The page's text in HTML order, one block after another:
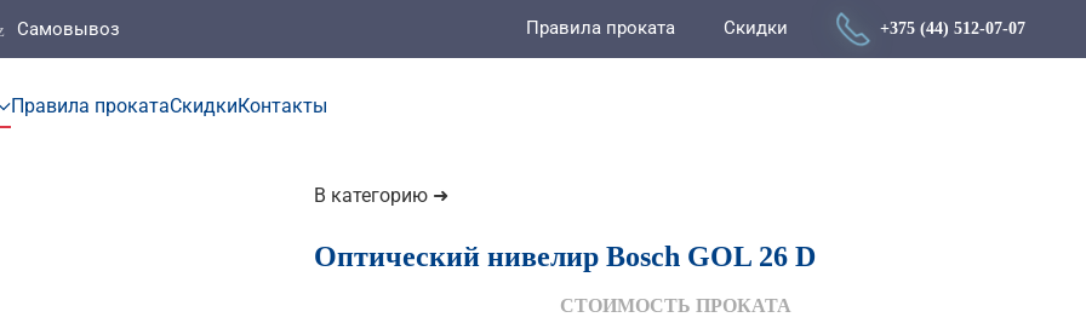
Самовывоз Правила проката Скидки +375 (44) 512-07-07
Правила прокатаСкидки Контакты
В категорию ➜
Оптический нивелир Bosch GOL 26 D
СТОИМОСТЬ ПРОКАТА